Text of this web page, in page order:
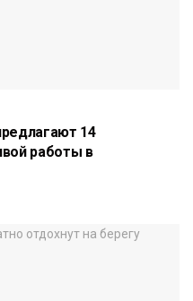
14
работы в